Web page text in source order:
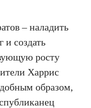
– наладить
и создать
росту
Харрис
образом,